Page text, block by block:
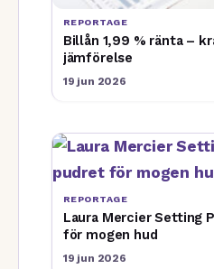
REPORTAGE
Billån 1,99 % ränta –
jämförelse
19 jun 2026
REPORTAGE
Laura Mercier Setting
för mogen hud
19 jun 2026